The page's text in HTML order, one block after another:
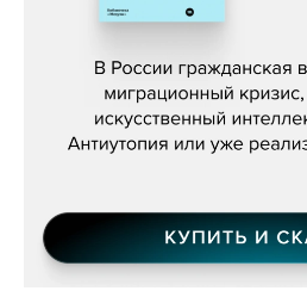
Константин